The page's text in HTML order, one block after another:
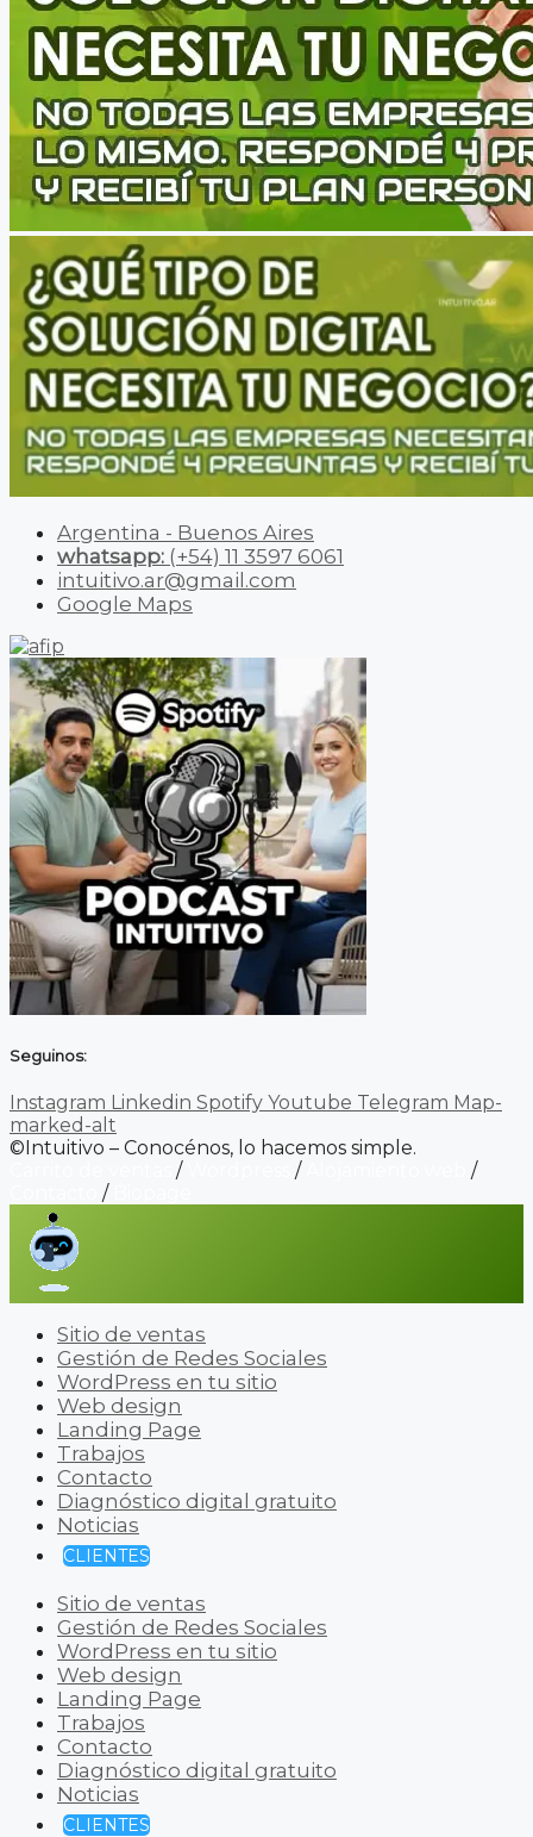
Argentina - Buenos Aires
whatsapp: (+54) 11 3597 6061
intuitivo.ar@gmail.com
Google Maps
Seguinos:
Instagram Linkedin Spotify Youtube Telegram Map-
marked-alt
©Intuitivo – Conocénos, lo hacemos simple.
/ /
/
/
Sitio de ventas
Gestión de Redes Sociales
WordPress en tu sitio
Web design
Landing Page
Trabajos
Contacto
Diagnóstico digital gratuito
Noticias
CLIENTES
Sitio de ventas
Gestión de Redes Sociales
WordPress en tu sitio
Web design
Landing Page
Trabajos
Contacto
Diagnóstico digital gratuito
Noticias
CLIENTES